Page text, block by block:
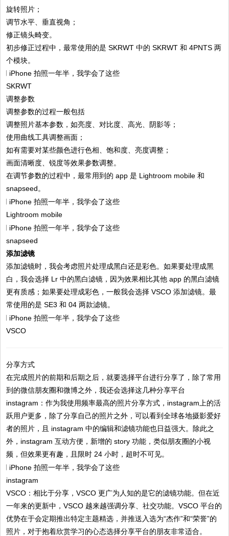
旋转照片；
调节水平、垂直视角；
修正镜头畸变。
初步修正过程中，最常使用的是 SKRWT 中的 SKRWT 和 4PNTS 两
个模块。
SKRWT
调整参数
调整参数的过程一般包括
调整照片基本参数，如亮度、对比度、高光、阴影等；
使用曲线工具调整画面；
如有需要对某些颜色进行色相、饱和度、亮度调整；
画面清晰度、锐度等效果参数调整。
在调节参数的过程中，最常用到的 app 是 Lightroom mobile 和
snapseed。
Lightroom mobile
snapseed
添加滤镜
添加滤镜时，我会考虑照片处理成黑白还是彩色。如果要处理成黑
白，我会选择 Lr 中的黑白滤镜，因为效果相比其他 app 的黑白滤镜
更有质感；如果要处理成彩色，一般我会选择 VSCO 添加滤镜。最
常使用的是 SE3 和 04 两款滤镜。
VSCO
分享方式
在完成照片的前期和后期之后，就要选择平台进行分享了，除了常用
到的微信朋友圈和微博之外，我还会选择这几种分享平台
instagram：作为我使用频率最高的照片分享方式，instagram上的活
跃用户更多，除了分享自己的照片之外，可以看到全球各地摄影爱好
者的照片，且 instagram 中的编辑和滤镜功能也日益强大。除此之
外，instagram 互动方便，新增的 story 功能，类似朋友圈的小视
频，但效果更有趣，且限时 24 小时，超时不可见。
instagram
VSCO：相比于分享，VSCO 更广为人知的是它的滤镜功能。但在近
一年来的更新中，VSCO 越来越强调分享、社交功能。VSCO 平台的
优势在于会定期推出特定主题精选，并推送入选为“杰作”和“荣誉”的
照片，对于抱着欣赏学习的心态选择分享平台的朋友非常适合。